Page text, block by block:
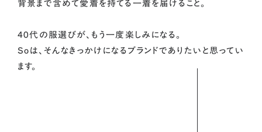
40代の服選びが、もう一度楽しみになる。
Soは、そんなきっかけになるブランドでありたいと思ってい
ます。